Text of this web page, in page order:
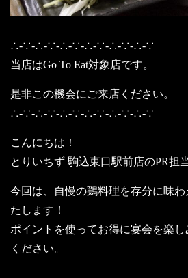
∴-∵-∴-∵-∴-∵-∴-∵-∴-∵-∴-∵
当店はGo To Eat対象店です。
是非この機会にご来店ください。
∴-∵-∴-∵-∴-∵-∴-∵-∴-∵-∴-∵
こんにちは！
とりいちず 駒込東口駅前店のPR担
今回は、自慢の鶏料理を存分に味
たします！
ポイントを使ってお得に宴会を楽
ください。